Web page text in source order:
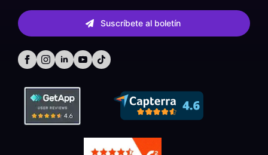
Suscríbete al boletín